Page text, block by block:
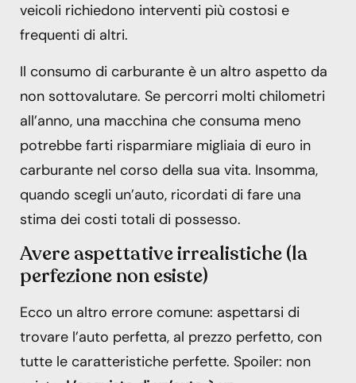
veicoli richiedono interventi più costosi e
frequenti di altri.
Il consumo di carburante è un altro aspetto da
non sottovalutare. Se percorri molti chilometri
all’anno, una macchina che consuma meno
potrebbe farti risparmiare migliaia di euro in
carburante nel corso della sua vita. Insomma,
quando scegli un’auto, ricordati di fare una
stima dei costi totali di possesso.
Avere aspettative irrealistiche (la
perfezione non esiste)
Ecco un altro errore comune: aspettarsi di
trovare l’auto perfetta, al prezzo perfetto, con
tutte le caratteristiche perfette. Spoiler: non